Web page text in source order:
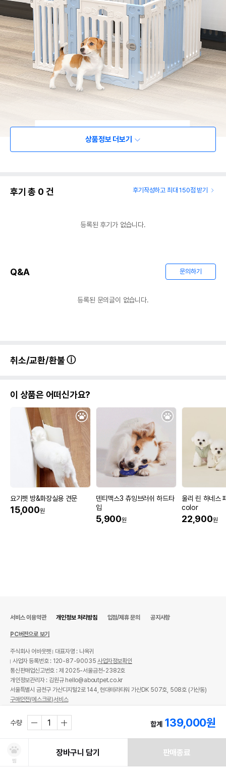
상품정보 더보기
후기 총 0 건 후기작성하고 최대 150점 받기
등록된 후기가 없습니다.
Q&A 문의하기
등록된 문의글이 없습니다.
취소/교환/환불
이 상품은 어떠신가요?
요기펫 방&화장실용 견문
15,000원
덴티맥스3 츄잉브러쉬 하드타
입
5,900원
울리 린 하네스
color
22,900원
수량 합계 139,000원
찜
장바구니 담기 판매종료
서비스 이용약관 개인정보 처리방침 입점/제휴 문의 공지사항
PC버전으로 보기
주식회사 어바웃펫
대표자명 : 나옥귀
사업자 등록번호 : 120-87-90035사업자정보확인
통신판매업신고번호 : 제 2025-서울금천-2382호
개인정보관리자 : 김원규 hello@aboutpet.co.kr
서울특별시 금천구 가산디지털2로 144, 현대테라타워 가산DK 507호, 508호 (가산동)
구매안전(에스크로)서비스